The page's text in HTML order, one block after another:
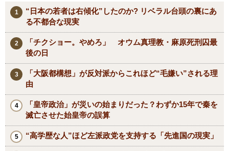
“日本の若者は右傾化”したのか? リベラル台頭の裏にあ
る不都合な現実
「チクショー。やめろ」 オウム真理教・麻原死刑囚最
後の日
「大阪都構想」が反対派からこれほど“毛嫌い”される理
由
「皇帝政治」が災いの始まりだった？わずか15年で秦を
滅亡させた始皇帝の誤算
“高学歴な人”ほど左派政党を支持する「先進国の現実」